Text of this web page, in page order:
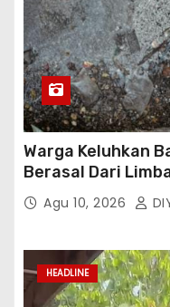
Warga Keluhkan
Berasal Dari
Bandar Lampung
Agu 10, 2026
HEADLINE